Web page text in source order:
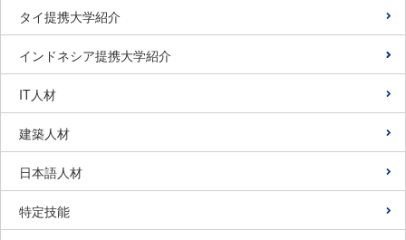
タイ提携大学紹介
インドネシア提携大学紹介
IT人材
建築人材
日本語人材
特定技能